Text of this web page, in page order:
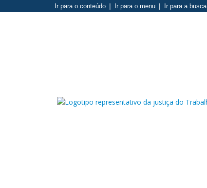
Ir para o conteúdo Ir para o menu Ir para a busca